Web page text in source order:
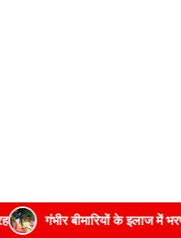
इलाज में भरपूर मदद करेगी सरकार: